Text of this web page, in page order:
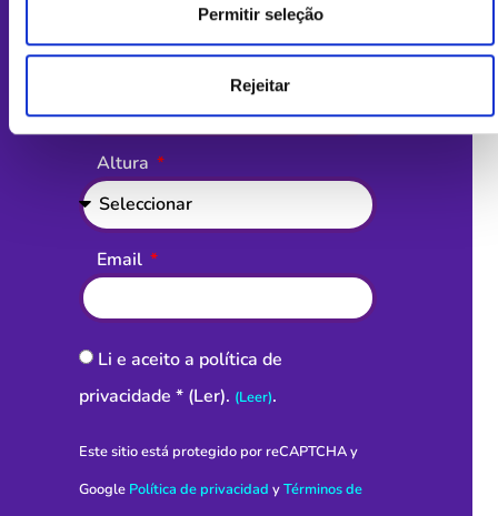
Permitir seleção
Rejeitar
Altura
Email
Li e aceito a política de
privacidade * (Ler). (Leer).
Este sitio está protegido por reCAPTCHA y
Google Política de privacidad yTérminos de